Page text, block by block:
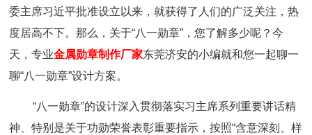
委主席习近平批准设立以来，就获得了人们的广泛关注，热
度居高不下。那么，关于“八一勋章”，您了解多少呢？今
天，专业金属勋章制作厂家东莞济安的小编就和您一起聊一
聊“八一勋章”设计方案。
“八一勋章”的设计深入贯彻落实习主席系列重要讲话精
神、特别是关于功勋荣誉表彰重要指示，按照“含意深刻、样